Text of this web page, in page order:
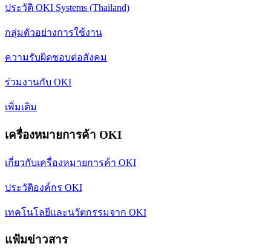
ประวัติ OKI Systems (Thailand)
กลุ่มตัวอย่างการใช้งาน
ความรับผิดชอบต่อสังคม
ร่วมงานกับ OKI
เพิ่มเติม
เครื่องหมายการค้า OKI
เกี่ยวกับเครื่องหมายการค้า OKI
ประวัติองค์กร OKI
เทคโนโลยีและนวัตกรรมจาก OKI
แฟ้มข่าวสาร